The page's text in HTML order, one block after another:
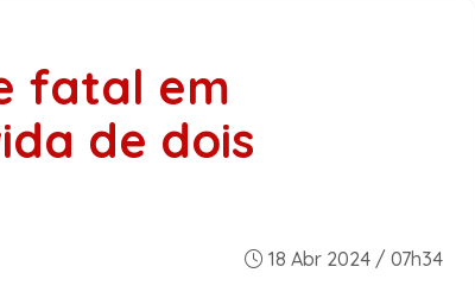
fatal em
de dois
18 Abr 2024 / 07h34